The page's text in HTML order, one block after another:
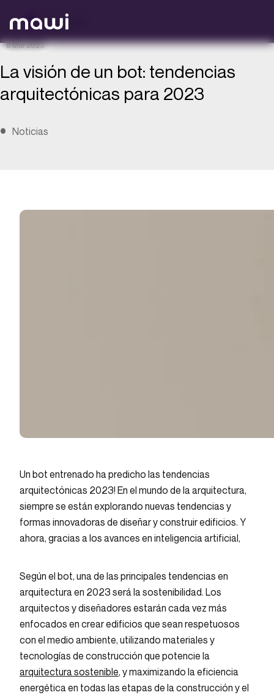
Volver atrás
8 Mar 2023
La visión de un bot: tendencias
arquitectónicas para 2023
Noticias
Un bot entrenado ha predicho las tendencias
arquitectónicas 2023! En el mundo de la arquitectura,
siempre se están explorando nuevas tendencias y
formas innovadoras de diseñar y construir edificios. Y
ahora, gracias a los avances en inteligencia artificial,
Según el bot, una de las principales tendencias en
arquitectura en 2023 será la sostenibilidad. Los
arquitectos y diseñadores estarán cada vez más
enfocados en crear edificios que sean respetuosos
con el medio ambiente, utilizando materiales y
tecnologías de construcción que potencie la
arquitectura sostenible, y maximizando la eficiencia
energética en todas las etapas de la construcción y el